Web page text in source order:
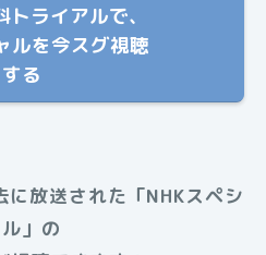
ライアルで、
ルを今スグ視聴
する
に放送された 「NHKスペシ
」 の